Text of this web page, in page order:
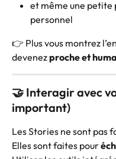
et même une
personnel
👉 Plus vous montrez
devenez proche et
🤝 Interagir avec
important)
Les Stories ne sont pas
Elles sont faites pour